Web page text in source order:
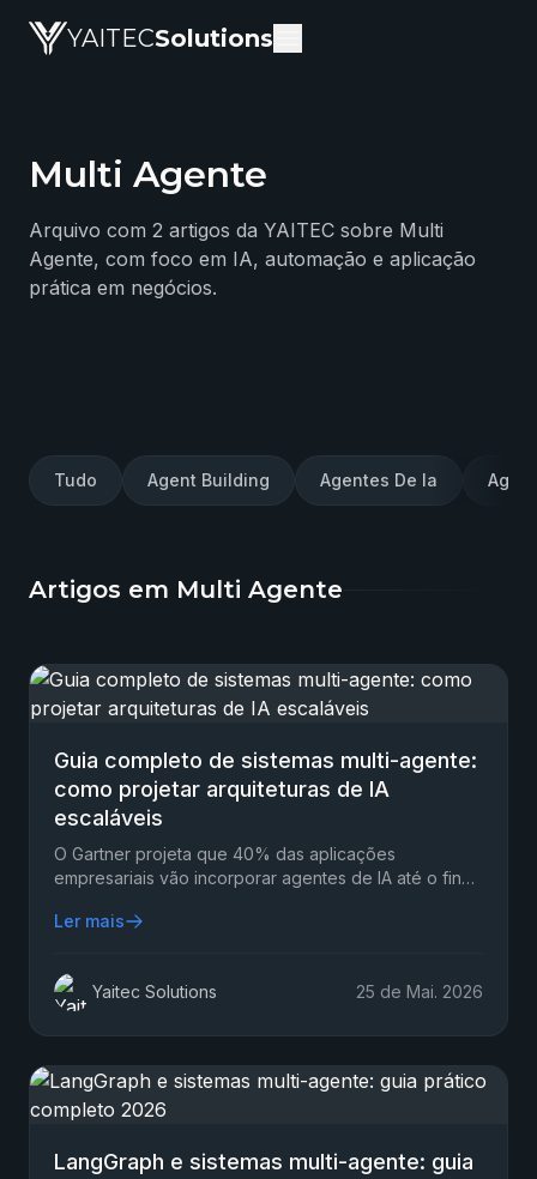
YAITECSolutions
Blog da YAITEC Solutions — artigos técnicos sobre
Multi Agente
Arquivo com 2 artigos da YAITEC sobre Multi
Agente, com foco em IA, automação e aplicação
prática em negócios.
Tudo Agent Building Agentes De Ia
Artigos em Multi Agente
Guia completo de sistemas multi-agente:
como projetar arquiteturas de IA
escaláveis
O Gartner projeta que 40% das aplicações
empresariais vão incorporar agentes de IA até o final
Ler mais
Yaitec Solutions 25 de Mai. 2026
LangGraph e sistemas multi-agente: guia